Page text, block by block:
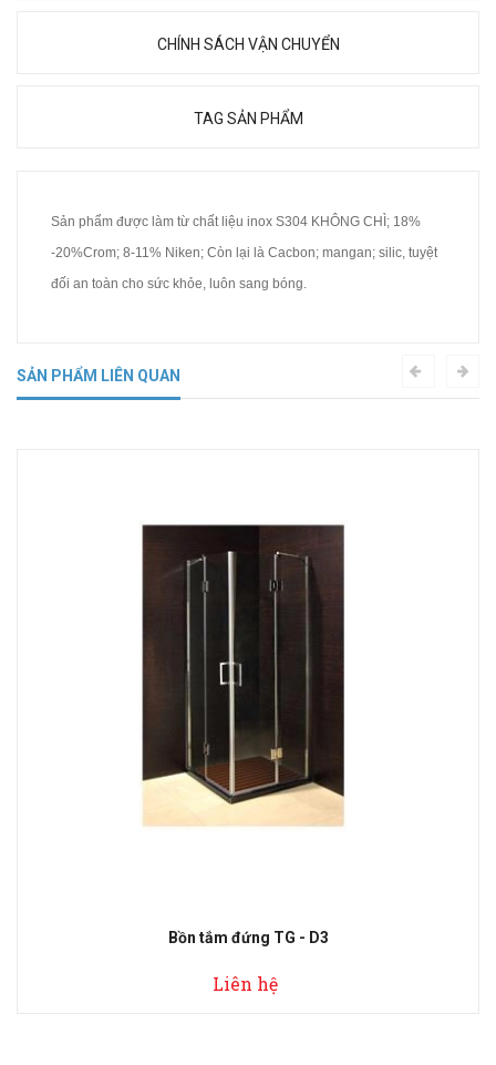
CHÍNH SÁCH VẬN CHUYỂN
TAG SẢN PHẨM
Sản phẩm được làm từ chất liệu inox S304 KHÔNG CHÌ; 18%
-20%Crom; 8-11% Niken; Còn lại là Cacbon; mangan; silic, tuyệt
đối an toàn cho sức khỏe, luôn sang bóng.
SẢN PHẨM LIÊN QUAN
Bồn tắm đứng TG - D3
Liên hệ